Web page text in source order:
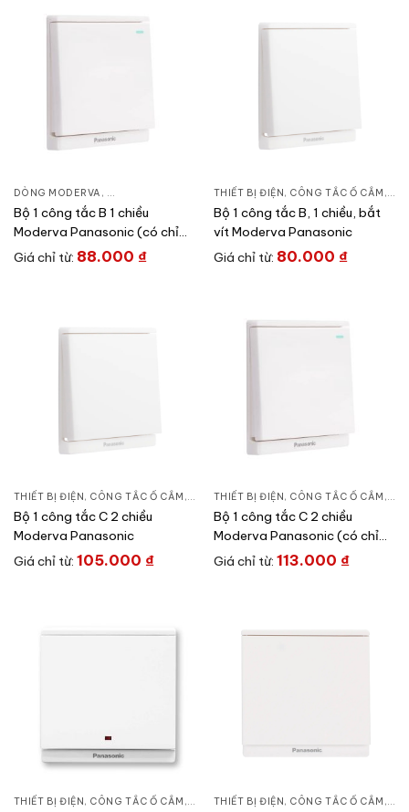
DÒNG MODERVA , CÔNG TẮC Ổ CẮM THIẾT BỊ ĐIỆN
Bộ 1 công tắc B 1 chiều
Moderva Panasonic (có chỉ
báo)
Giá chỉ từ: 88.000 ₫
THIẾT BỊ ĐIỆN, CÔNG TẮC Ổ CẮM ,
Bộ 1 công tắc B, 1 chiều, bắt
vít Moderva Panasonic
Giá chỉ từ: 80.000 ₫
THIẾT BỊ ĐIỆN , CÔNG TẮC Ổ CẮM , DÒNG MODERVA
Bộ 1 công tắc C 2 chiều
Moderva Panasonic
Giá chỉ từ: 105.000 ₫
THIẾT BỊ ĐIỆN , CÔNG TẮC Ổ CẮM ,
Bộ 1 công tắc C 2 chiều
Moderva Panasonic (có chỉ
báo)
Giá chỉ từ: 113.000 ₫
THIẾT BỊ ĐIỆN, CÔNG TẮC Ổ CẮM , DÒNG MODERVA
THIẾT BỊ ĐIỆN, CÔNG TẮC Ổ CẮM ,